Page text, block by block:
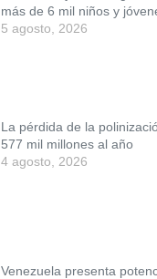
más de 6 mil niños y
5 agosto, 2026
La pérdida de la
577 mil millones al año
4 agosto, 2026
Venezuela presenta